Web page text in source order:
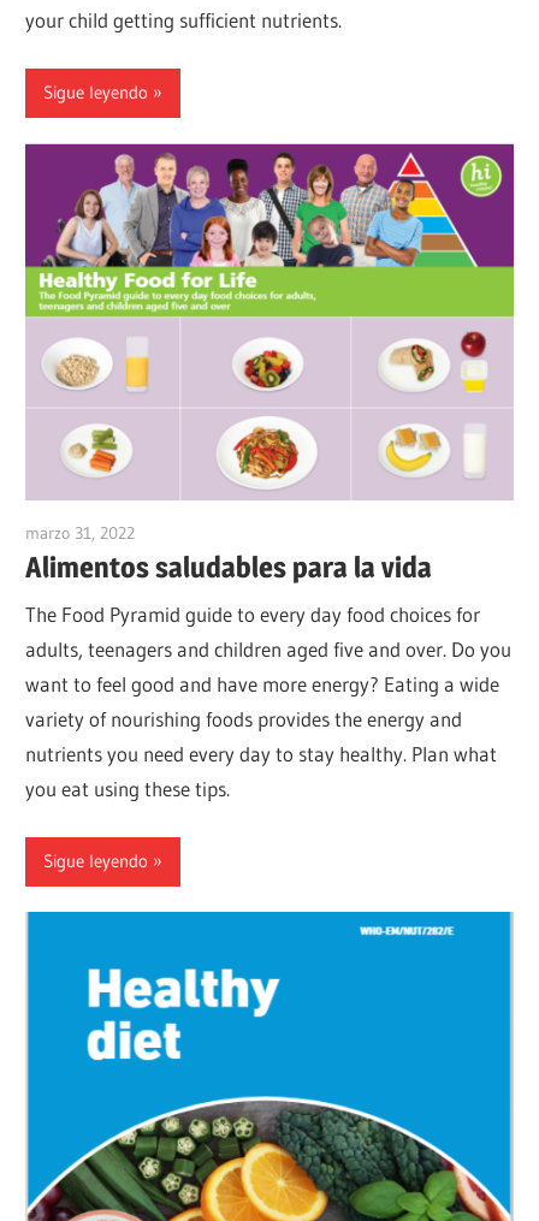
your child getting sufficient nutrients.
Sigue leyendo
marzo 31, 2022
Alimentos saludables para la vida
The Food Pyramid guide to every day food choices for
adults, teenagers and children aged five and over. Do you
want to feel good and have more energy? Eating a wide
variety of nourishing foods provides the energy and
nutrients you need every day to stay healthy. Plan what
you eat using these tips.
Sigue leyendo